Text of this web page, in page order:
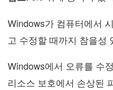
Windows가 컴퓨터에서
고 수정할 때까지 참을성
Windows에서 오류를 수
리소스 보호에서 손상된